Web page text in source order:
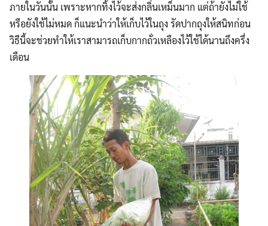
ภายในวันนั้น เพราะหากทิ้งไว้จะส่งกลิ่นเหม็นมาก แต่ถ้ายังไม่ใช้
หรือยังใช้ไม่หมด ก็แนะนำว่าให้เก็บไว้ในถุง รัดปากถุงให้สนิทก่อน
วิธีนี้จะช่วยทำให้เราสามารถเก็บกากถั่วเหลืองไว้ใช้ได้นานถึงครึ่ง
เดือน